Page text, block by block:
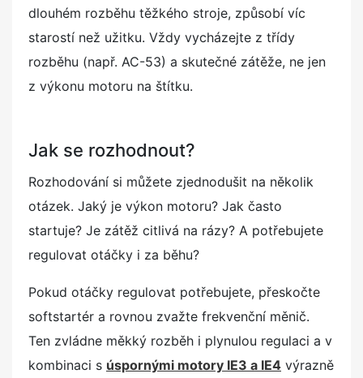
dlouhém rozběhu těžkého stroje, způsobí víc
starostí než užitku. Vždy vycházejte z třídy
rozběhu (např. AC-53) a skutečné zátěže, ne jen
z výkonu motoru na štítku.
Jak se rozhodnout?
Rozhodování si můžete zjednodušit na několik
otázek. Jaký je výkon motoru? Jak často
startuje? Je zátěž citlivá na rázy? A potřebujete
regulovat otáčky i za běhu?
Pokud otáčky regulovat potřebujete, přeskočte
softstartér a rovnou zvažte frekvenční měnič.
Ten zvládne měkký rozběh i plynulou regulaci a v
kombinaci s úspornými motory IE3 a IE4 výrazně